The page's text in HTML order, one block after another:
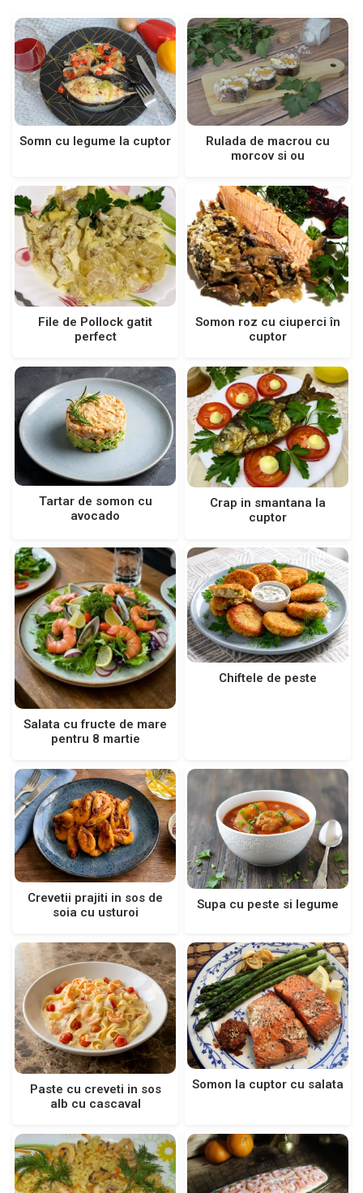
Somn cu legume la cuptor
Rulada de macrou cu
morcov si ou
File de Pollock gatit
perfect
Somon roz cu ciuperci în
cuptor
Tartar de somon cu
avocado
Crap in smantana la
cuptor
Salata cu fructe de mare
pentru 8 martie
Chiftele de peste
Crevetii prajiti in sos de
soia cu usturoi
Supa cu peste si legume
Paste cu creveti in sos
alb cu cascaval
Somon la cuptor cu salata